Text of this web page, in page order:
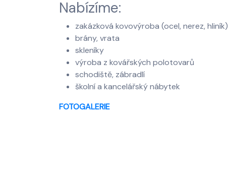
Nabízíme:
zakázková kovovýroba (ocel, nerez, hliník)
brány, vrata
skleníky
výroba z kovářských polotovarů
schodiště, zábradlí
školní a kancelářský nábytek
FOTOGALERIE